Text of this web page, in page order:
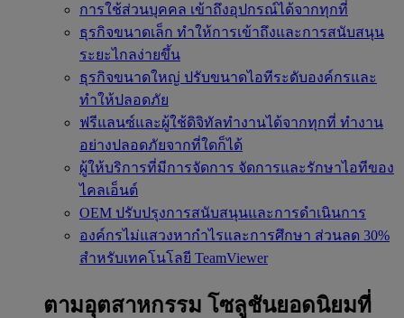
การใช้ส่วนบุคคล เข้าถึงอุปกรณ์ได้จากทุกที่
ธุรกิจขนาดเล็ก ทำให้การเข้าถึงและการสนับสนุน
ระยะไกลง่ายขึ้น
ธุรกิจขนาดใหญ่ ปรับขนาดไอทีระดับองค์กรและ
ทำให้ปลอดภัย
ฟรีแลนซ์และผู้ใช้ดิจิทัลทำงานได้จากทุกที่ ทำงาน
อย่างปลอดภัยจากที่ใดก็ได้
ผู้ให้บริการที่มีการจัดการ จัดการและรักษาไอทีของ
ไคลเอ็นต์
OEM ปรับปรุงการสนับสนุนและการดำเนินการ
องค์กรไม่แสวงหากำไรและการศึกษา ส่วนลด 30%
สำหรับเทคโนโลยี TeamViewer
ตามอุตสาหกรรม โซลูชันยอดนิยมที่